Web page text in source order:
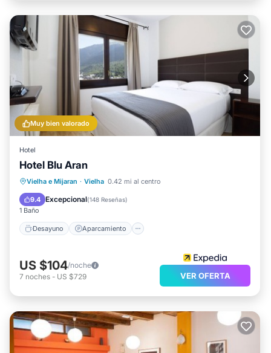
Muy bien valorado
Hotel
Hotel Blu Aran
Vielha e Mijaran · Vielha 0.42 mi al centro
9.4 Excepcional(148 Reseñas)
1 Baño
Desayuno Aparcamiento
Desayuno Aparcamiento
Internet
US $104/noche
7 noches - US $729 VER OFERTA